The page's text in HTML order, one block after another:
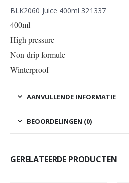
BLK2060 Juice 400ml 321337
400ml
High pressure
Non-drip formule
Winterproof
AANVULLENDE INFORMATIE
BEOORDELINGEN (0)
GERELATEERDE PRODUCTEN